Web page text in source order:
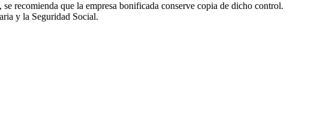
recomienda que la empresa bonificada conserve copia de dicho control.
y la Seguridad Social.